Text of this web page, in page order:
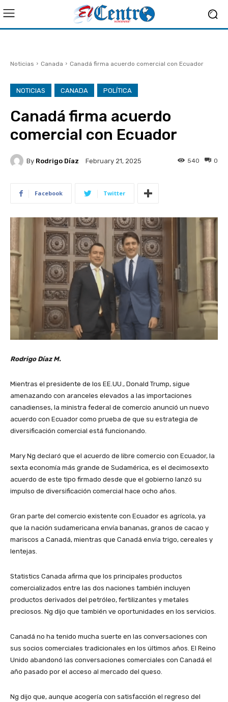
Noticias Canada Canadá firma acuerdo comercial con Ecuador
NOTICIAS CANADA POLÍTICA
Canadá firma acuerdo
comercial con Ecuador
By Rodrigo Díaz February 21, 2025 0
540
Facebook Twitter
Rodrigo Díaz M.
Mientras el presidente de los EE.UU., Donald Trump, sigue
amenazando con aranceles elevados a las importaciones
canadienses, la ministra federal de comercio anunció un nuevo
acuerdo con Ecuador como prueba de que su estrategia de
diversificación comercial está funcionando.
Mary Ng declaró que el acuerdo de libre comercio con Ecuador, la
sexta economía más grande de Sudamérica, es el decimosexto
acuerdo de este tipo firmado desde que el gobierno lanzó su
impulso de diversificación comercial hace ocho años.
Gran parte del comercio existente con Ecuador es agrícola, ya
que la nación sudamericana envía bananas, granos de cacao y
mariscos a Canadá, mientras que Canadá envía trigo, cereales y
lentejas.
Statistics Canada afirma que los principales productos
comercializados entre las dos naciones también incluyen
productos derivados del petróleo, fertilizantes y metales
preciosos. Ng dijo que también ve oportunidades en los servicios.
Canadá no ha tenido mucha suerte en las conversaciones con
sus socios comerciales tradicionales en los últimos años. El Reino
Unido abandonó las conversaciones comerciales con Canadá el
año pasado por el acceso al mercado del queso.
Ng dijo que, aunque acogería con satisfacción el regreso del